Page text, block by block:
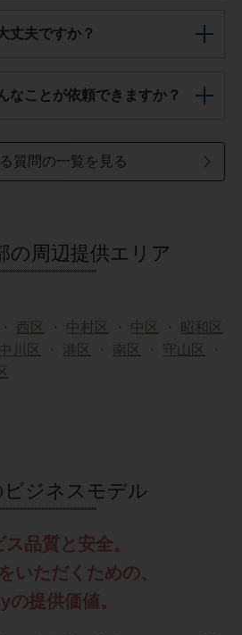
丈夫ですか？
なことが依頼できますか？
質問の一覧を見る
の周辺提供エリア
・ 西区 ・ 中村区 ・ 中区 ・
昭和区
中川区 ・ 港区 ・ 南区 ・ 守山区
・
ビジネスモデル
品質と安全。
いただくための、
の提供価値。